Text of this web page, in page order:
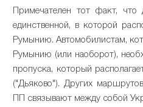
Примечателен тот факт, что
единственной, в которой
Румынию. Автомобилистам,
Румынию (или наоборот),
пропуска, который
("Дьяково"). Других
ПП связывают между собой